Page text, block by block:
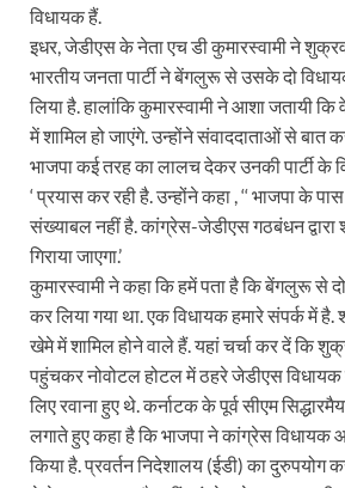
विधायक हैं.
इधर, जेडीएस के नेता एच डी कुमारस्वामी ने
भारतीय जनता पार्टी ने बेंगलुरू से उसके दो
लिया है. हालांकि कुमारस्वामी ने आशा जतायी
में शामिल हो जाएंगे. उन्होंने संवाददाताओं से बात
भाजपा कई तरह का लालच देकर उनकी पार्टी के
‘ प्रयास कर रही है. उन्होंने कहा , ‘‘ भाजपा के
संख्याबल नहीं है. कांग्रेस-जेडीएस गठबंधन द्वारा
गिराया जाएगा.’
कुमारस्वामी ने कहा कि हमें पता है कि बेंगलुरू से
कर लिया गया था. एक विधायक हमारे संपर्क में है.
खेमे में शामिल होने वाले हैं. यहां चर्चा कर दें कि
पहुंचकर नोवोटल होटल में ठहरे जेडीएस विधायक
लिए रवाना हुए थे. कर्नाटक के पूर्व सीएम
लगाते हुए कहा है कि भाजपा ने कांग्रेस
किया है. प्रवर्तन निदेशालय (ईडी) का दुरुपयोग